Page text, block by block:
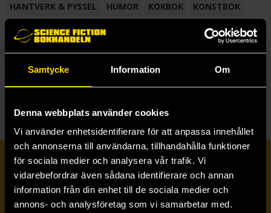
Samtycke Information Om
Denna webbplats använder cookies
Vi använder enhetsidentifierare för att anpassa innehållet
och annonserna till användarna, tillhandahålla funktioner
för sociala medier och analysera vår trafik. Vi
vidarebefordrar även sådana identifierare och annan
information från din enhet till de sociala medier och
annons- och analysföretag som vi samarbetar med.
HANTVERK & PYSSEL
HUMOR KOKBOK
KONSTBOK
KORTROMAN
LÄROBOK
NOVELL
SAMLINGSVOLYM
TECKNA & MÅLA TECKNAD SERIE
Prenumerera på vårt nyhetsbrev
Veckobrevet